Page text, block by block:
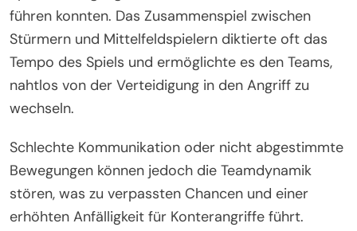
führen konnten. Das Zusammenspiel zwischen
Stürmern und Mittelfeldspielern diktierte oft das
Tempo des Spiels und ermöglichte es den Teams,
nahtlos von der Verteidigung in den Angriff zu
wechseln.
Schlechte Kommunikation oder nicht abgestimmte
Bewegungen können jedoch die Teamdynamik
stören, was zu verpassten Chancen und einer
erhöhten Anfälligkeit für Konterangriffe führt.